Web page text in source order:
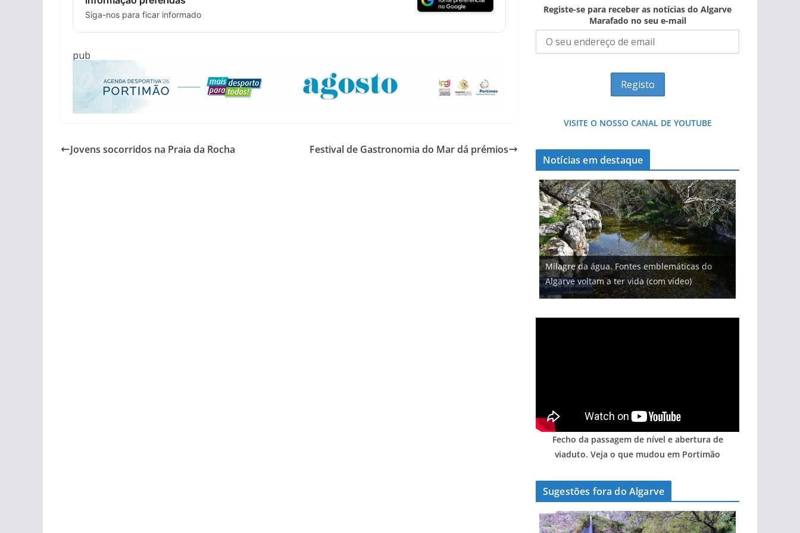
Siga-nos para ficar informado
pub
Jovens socorridos na Praia da Rocha Festival de Gastronomia do Mar dá prémios
Registe-se para receber as notícias do Algarve
Marafado no seu e-mail
VISITE O NOSSO CANAL DE YOUTUBE
Notícias em destaque
Milagre da água. Fontes emblemáticas do
Algarve voltam a ter vida (com vídeo)
Fecho da passagem de nível e abertura de
viaduto. Veja o que mudou em Portimão
Sugestões fora do Algarve